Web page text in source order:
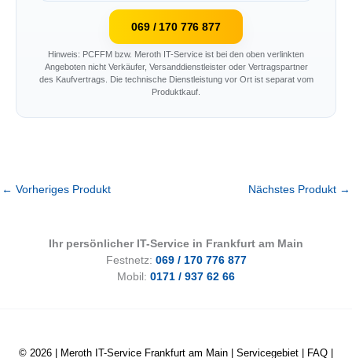
069 / 170 776 877
Hinweis: PCFFM bzw. Meroth IT-Service ist bei den oben verlinkten
Angeboten nicht Verkäufer, Versanddienstleister oder Vertragspartner
des Kaufvertrags. Die technische Dienstleistung vor Ort ist separat vom
Produktkauf.
← Vorheriges Produkt Nächstes Produkt →
Ihr persönlicher IT-Service in Frankfurt am Main
Festnetz: 069 / 170 776 877
Mobil: 0171 / 937 62 66
© 2026 | Meroth IT-Service Frankfurt am Main Servicegebiet FAQ